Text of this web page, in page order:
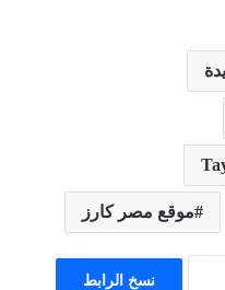
موقع مصر كارز
نسخ الرابط